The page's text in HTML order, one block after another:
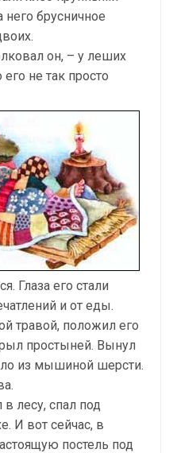
брусничное
он, – у леших
не так просто
Глаза его стали
и от еды.
травой, положил его
простыней. Вынул
из мышиной шерсти.
лесу, спал под
И вот сейчас, в
постель под